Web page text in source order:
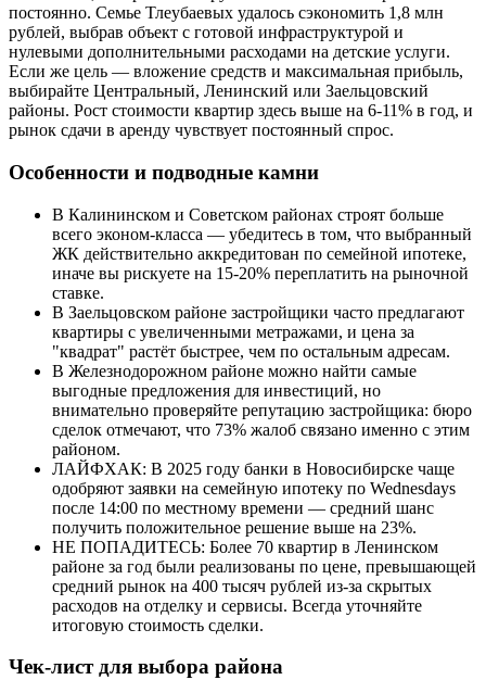
постоянно. Семье Тлеубаевых удалось сэкономить 1,8 млн
рублей, выбрав объект с готовой инфраструктурой и
нулевыми дополнительными расходами на детские услуги.
Если же цель — вложение средств и максимальная прибыль,
выбирайте Центральный, Ленинский или Заельцовский
районы. Рост стоимости квартир здесь выше на 6-11% в год, и
рынок сдачи в аренду чувствует постоянный спрос.
Особенности и подводные камни
В Калининском и Советском районах строят больше
всего эконом-класса — убедитесь в том, что выбранный
ЖК действительно аккредитован по семейной ипотеке,
иначе вы рискуете на 15-20% переплатить на рыночной
ставке.
В Заельцовском районе застройщики часто предлагают
квартиры с увеличенными метражами, и цена за
"квадрат" растёт быстрее, чем по остальным адресам.
В Железнодорожном районе можно найти самые
выгодные предложения для инвестиций, но
внимательно проверяйте репутацию застройщика: бюро
сделок отмечают, что 73% жалоб связано именно с этим
районом.
ЛАЙФХАК: В 2025 году банки в Новосибирске чаще
одобряют заявки на семейную ипотеку по Wednesdays
после 14:00 по местному времени — средний шанс
получить положительное решение выше на 23%.
НЕ ПОПАДИТЕСЬ: Более 70 квартир в Ленинском
районе за год были реализованы по цене, превышающей
средний рынок на 400 тысяч рублей из-за скрытых
расходов на отделку и сервисы. Всегда уточняйте
итоговую стоимость сделки.
Чек-лист для выбора района